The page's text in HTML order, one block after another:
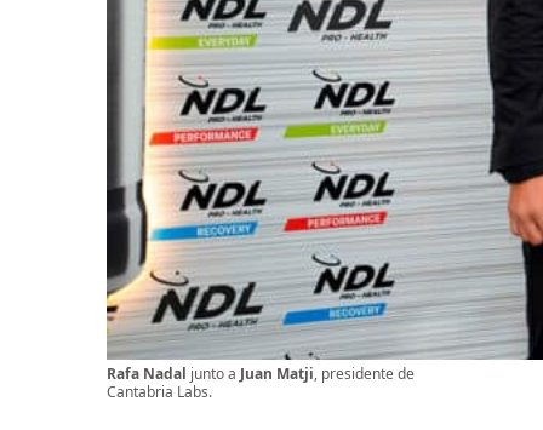
Rafa Nadal junto a Juan Matji, presidente de
Cantabria Labs.